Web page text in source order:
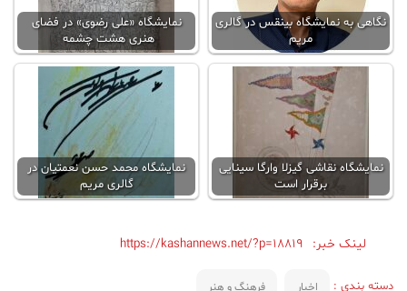
نگاهی به نمایشگاه بینقس در گالری
مریم
نمایشگاه «علی رضوی» در فضای
هنری هشت چشمه
نمایشگاه نقاشی گیزلا وارگا سینایی
برقرار است
نمایشگاه محمد حسن نعمتیان در
گالری مریم
لینک خبر: https://kashannews.net/?p=18819
دسته بندی : اخبار فرهنگ و هنر